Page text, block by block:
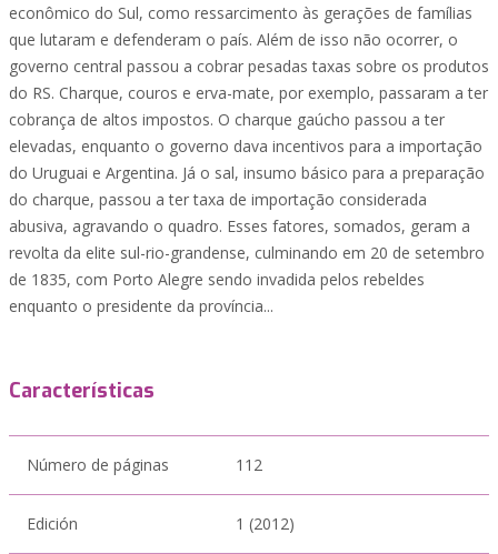
econômico do Sul, como ressarcimento às gerações de famílias
que lutaram e defenderam o país. Além de isso não ocorrer, o
governo central passou a cobrar pesadas taxas sobre os produtos
do RS. Charque, couros e erva-mate, por exemplo, passaram a ter
cobrança de altos impostos. O charque gaúcho passou a ter
elevadas, enquanto o governo dava incentivos para a importação
do Uruguai e Argentina. Já o sal, insumo básico para a preparação
do charque, passou a ter taxa de importação considerada
abusiva, agravando o quadro. Esses fatores, somados, geram a
revolta da elite sul-rio-grandense, culminando em 20 de setembro
de 1835, com Porto Alegre sendo invadida pelos rebeldes
enquanto o presidente da província...
Características
Número de páginas 112
Edición 1 (2012)